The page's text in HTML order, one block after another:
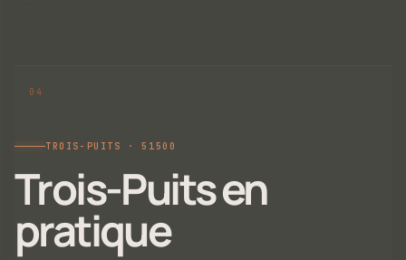
TROIS-PUITS · 51500
Trois-Puits en
pratique